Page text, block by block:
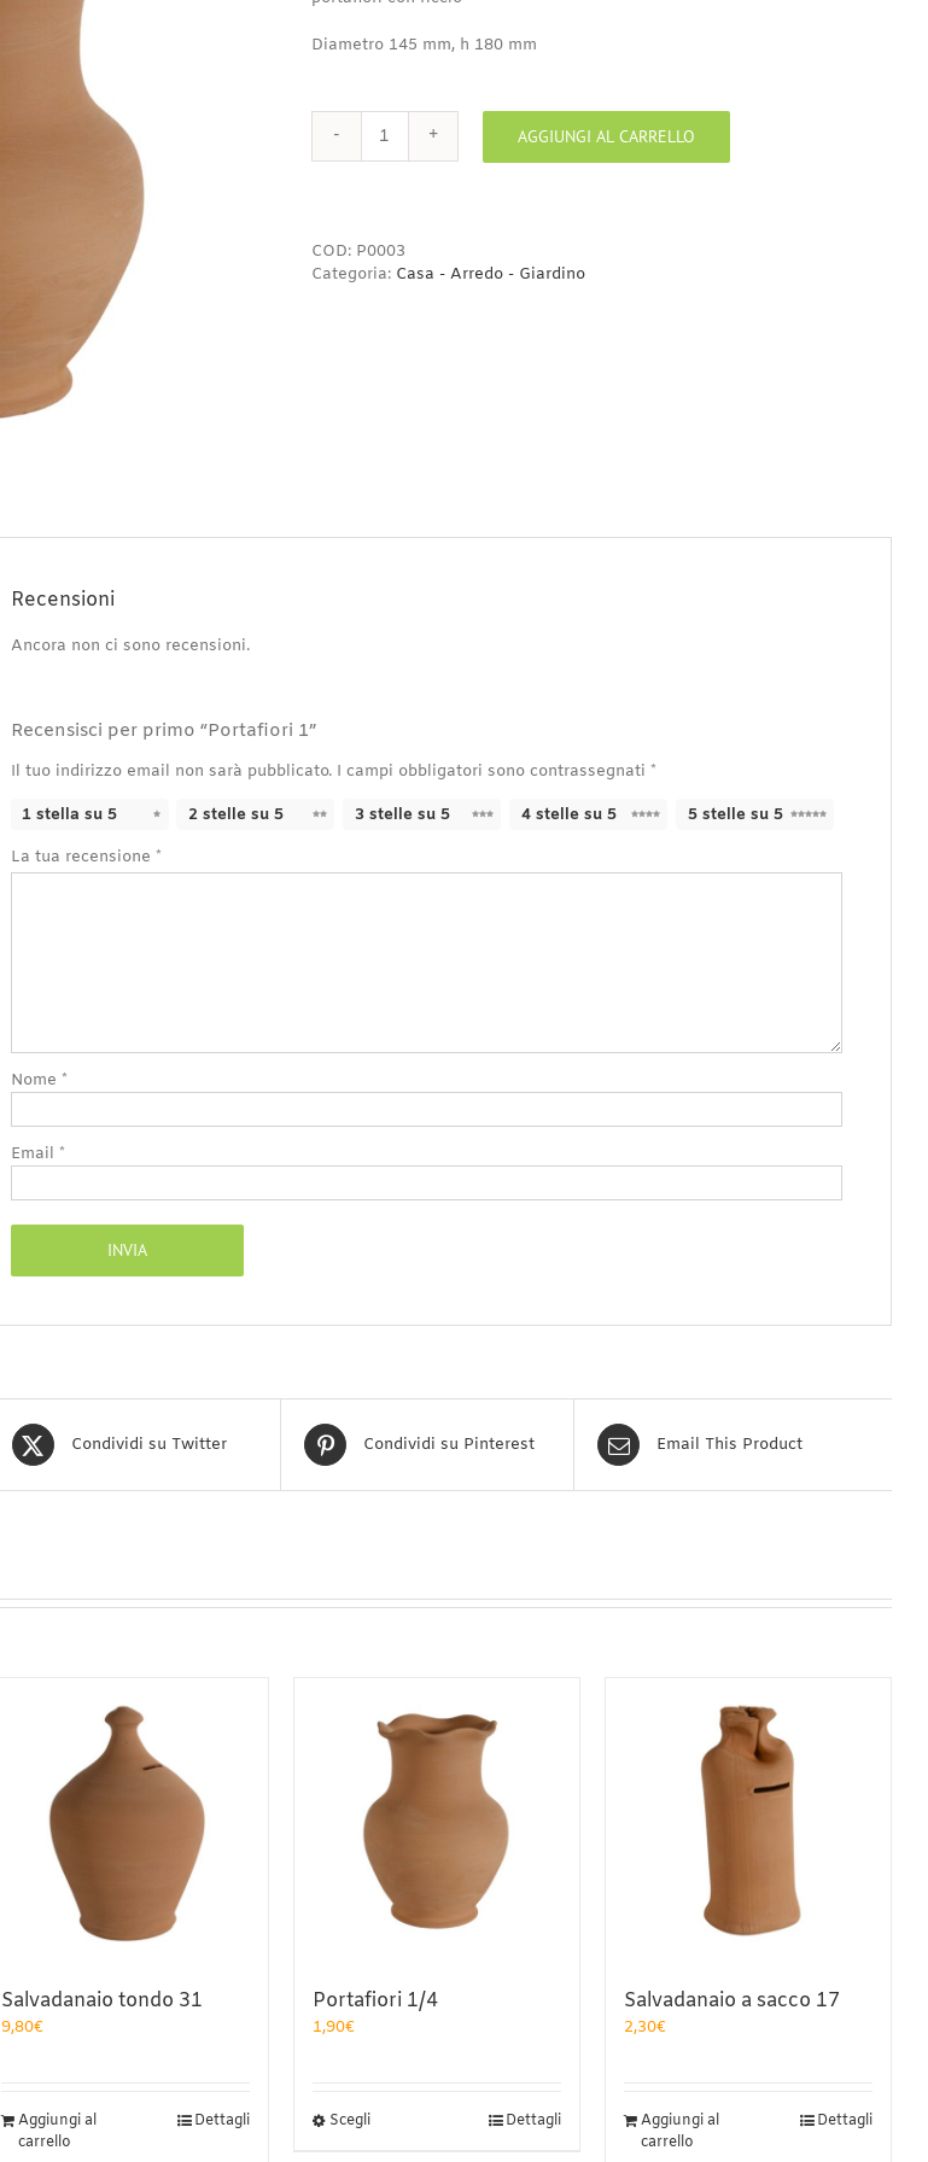
Diametro 145 mm, h 180 mm
Portafiori
AGGIUNGI AL CARRELLO
COD: P0003
Categoria: Casa - Arredo - Giardino
Recensioni
Ancora non ci sono recensioni.
Recensisci per primo “Portafiori 1”
Il tuo indirizzo email non sarà pubblicato. I campi obbligatori sono contrassegnati *
1 stella su 5 2 stelle su 5 3 stelle su 5 4 stelle su 5 5 stelle su 5
La tua recensione *
Nome *
Email *
Condividi su Twitter Condividi su Pinterest Email This Product
Salvadanaio tondo 31
9,80€
Aggiungi al
carrello
Dettagli
Portafiori 1/4
1,90€
ScegliQuesto
Dettagli
Salvadanaio a sacco 17
2,30€
Aggiungi al
carrello
Dettagli